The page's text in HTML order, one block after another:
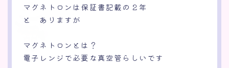
マグネトロンは保証書記載の２年
と ありますが
マグネトロンとは？
電子レンジで必要な真空管らしいです